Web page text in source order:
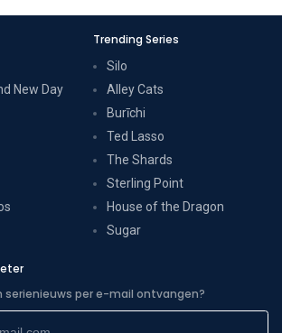
New Day
Trending Series
Silo
Alley Cats
Burīchi
Ted Lasso
The Shards
Sterling Point
House of the Dragon
Sugar
per e-mail ontvangen?